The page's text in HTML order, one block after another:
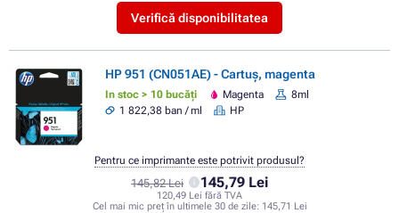
Verifică disponibilitatea
HP 951 (CN051AE) - Cartuș, magenta
In stoc > 10 bucăți Magenta
8ml
1 822,38 ban / ml
HP
145,82 Lei 145,79 Lei
120,49 Lei fără TVA
Cel mai mic preț în ultimele 30 de zile: 145,71 Lei
Pentru ce imprimante este potrivit produsul?